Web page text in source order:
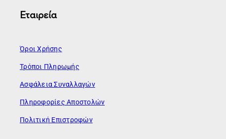
Εταιρεία
Όροι Χρήσης
Τρόποι Πληρωμής
Ασφάλεια Συναλλαγών
Πληροφορίες Αποστολών
Πολιτική Επιστροφών